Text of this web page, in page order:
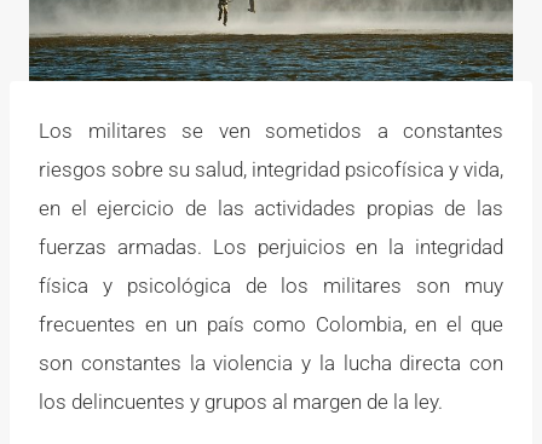
Los militares se ven sometidos a constantes
riesgos sobre su salud, integridad psicofísica y vida,
en el ejercicio de las actividades propias de las
fuerzas armadas. Los perjuicios en la integridad
física y psicológica de los militares son muy
frecuentes en un país como Colombia, en el que
son constantes la violencia y la lucha directa con
los delincuentes y grupos al margen de la ley.